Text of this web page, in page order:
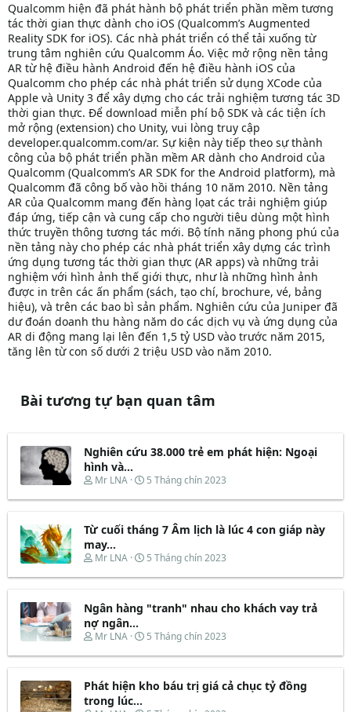
Qualcomm hiện đã phát hành bộ phát triển phần mềm tương
tác thời gian thực dành cho iOS (Qualcomm’s Augmented
Reality SDK for iOS). Các nhà phát triển có thể tải xuống từ
trung tâm nghiên cứu Qualcomm Áo. Việc mở rộng nền tảng
AR từ hệ điều hành Android đến hệ điều hành iOS của
Qualcomm cho phép các nhà phát triển sử dụng XCode của
Apple và Unity 3 để xây dựng cho các trải nghiệm tương tác 3D
thời gian thực. Để download miễn phí bộ SDK và các tiện ích
mở rộng (extension) cho Unity, vui lòng truy cập
developer.qualcomm.com/ar. Sự kiện này tiếp theo sự thành
công của bộ phát triển phần mềm AR dành cho Android của
Qualcomm (Qualcomm’s AR SDK for the Android platform), mà
Qualcomm đã công bố vào hồi tháng 10 năm 2010. Nền tảng
AR của Qualcomm mang đến hàng lọat các trải nghiệm giúp
đáp ứng, tiếp cận và cung cấp cho người tiêu dùng một hình
thức truyền thông tương tác mới. Bộ tính năng phong phú của
nền tảng này cho phép các nhà phát triển xây dựng các trình
ứng dụng tương tác thời gian thực (AR apps) và những trải
nghiệm với hình ảnh thế giới thực, như là những hình ảnh
được in trên các ấn phẩm (sách, tạo chí, brochure, vé, bảng
hiệu), và trên các bao bì sản phẩm. Nghiên cứu của Juniper đã
dư đoán doanh thu hàng năm do các dịch vụ và ứng dụng của
AR di động mang lại lên đến 1,5 tỷ USD vào trước năm 2015,
tăng lên từ con số dưới 2 triệu USD vào năm 2010.
Bài tương tự bạn quan tâm
Nghiên cứu 38.000 trẻ em phát hiện: Ngoại
hình và...
T
r
a
d
s
a
t
e
r
Mr LNA
N
à
b
t
ầ
5 Tháng chín 2023
Từ cuối tháng 7 Âm lịch là lúc 4 con giáp này
may...
T
r
a
d
s
a
t
r
Mr LNA
N
à
b
t
ầ
5 Tháng chín 2023
Ngân hàng "tranh" nhau cho khách vay trả
nợ ngân...
T
r
a
d
Mr LNA
N
à
b
5 Tháng chín 2023
Phát hiện kho báu trị giá cả chục tỷ đồng
trong lúc...